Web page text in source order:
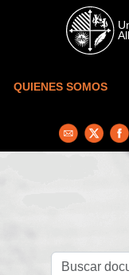
Skip to main content
QUIENES SOMOS